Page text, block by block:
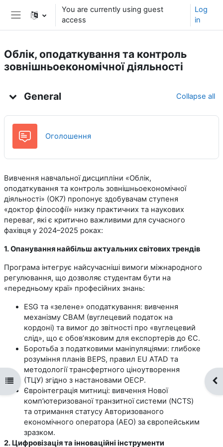
Skip to main content
Side panel
You are currently using guest
access
Log
in
Open course index
Облік, оподаткування та контроль
зовнішньоекономічної діяльності
General Collapse all
Оголошення
Вивчення навчальної дисципліни «Облік,
оподаткування та контроль зовнішньоекономічної
діяльності» (ОК7) пропонує здобувачам ступеня
«доктор філософії» низку практичних та наукових
переваг, які є критично важливими для сучасного
фахівця у 2024–2025 роках:
1. Опанування найбільш актуальних світових трендів
Програма інтегрує найсучасніші вимоги міжнародного
регулювання, що дозволяє студентам бути на
«передньому краї» професійних знань:
ESG та «зелене» оподаткування: вивчення
механізму CBAM (вуглецевий податок на
кордоні) та вимог до звітності про «вуглецевий
слід», що є обов’язковим для експортерів до ЄС.
Боротьба з податковими маніпуляціями: глибоке
розуміння планів BEPS, правил EU ATAD та
методології трансфертного ціноутворення
(ТЦУ) згідно з настановами ОЕСР.
Євроінтеграція митниці: вивчення Нової
комп’ютеризованої транзитної системи (NCTS)
та отримання статусу Авторизованого
економічного оператора (АЕО) за європейським
зразком.
2. Цифровізація та інноваційні інструменти